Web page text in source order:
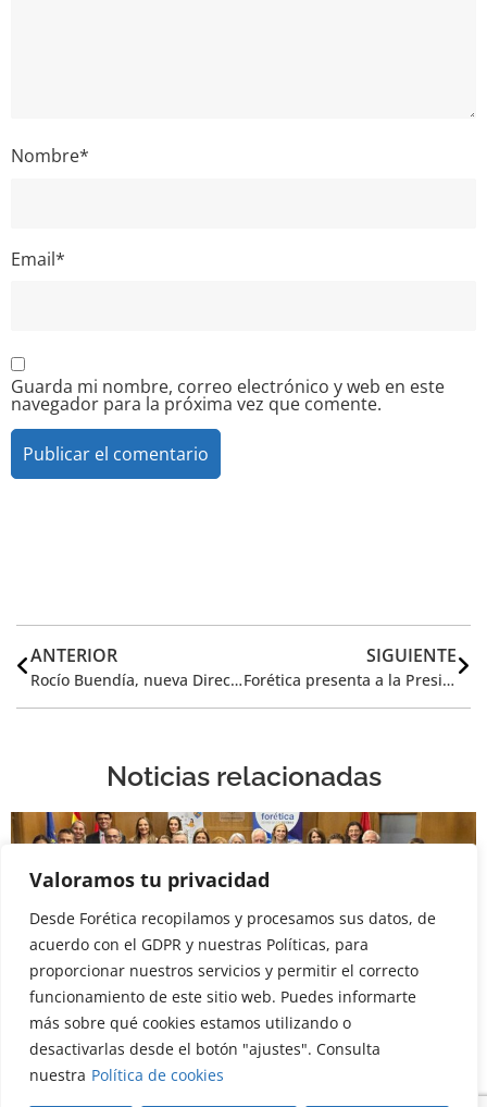
Valoramos tu privacidad
Desde Forética recopilamos y procesamos sus datos, de
acuerdo con el GDPR y nuestras Políticas, para
proporcionar nuestros servicios y permitir el correcto
funcionamiento de este sitio web. Puedes informarte
más sobre qué cookies estamos utilizando o
desactivarlas desde el botón "ajustes". Consulta
nuestra Política de cookies
Nombre*
Email*
Guarda mi nombre, correo electrónico y web en este
navegador para la próxima vez que comente.
ANTERIOR
Rocío Buendía, nueva Directora de Comunicación y Relaciones Institucionales de Forética
SIGUIENTE
Forética presenta a la Presidenta del Gobierno de La Rioja la hoja de ruta ‘Visión 2050’ con nueve palancas de transformación empresarial sostenible
Noticias relacionadas
Actualidad Social
Hospitales y entidades sanitarias se
comprometen con la inteligencia artificial